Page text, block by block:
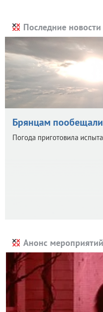
Последние новости
Брянцам
Погода приготовила
Анонс мероприятий